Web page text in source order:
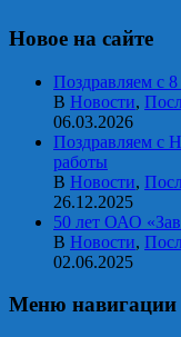
Новое на сайте
Поздравляем с
В Новости,
06.03.2026
Поздравляем с
работы
В Новости,
26.12.2025
50 лет ОАО
В Новости,
02.06.2025
Меню навигации